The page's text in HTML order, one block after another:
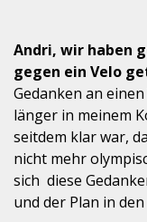
Andri, wir haben
gegen ein Velo
Gedanken an
länger in meinem
seitdem klar war,
nicht mehr
sich diese
und der Plan in